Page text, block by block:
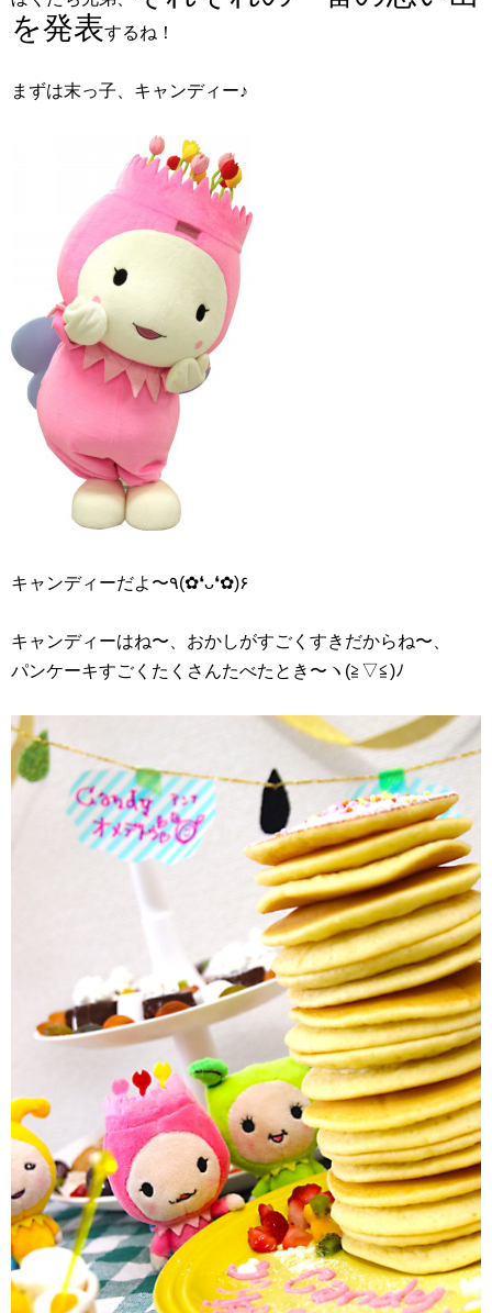
を発表するね！
まずは末っ子、キャンディー♪
キャンディーだよ〜٩(✿❛ᴗ❛✿)۶
キャンディーはね〜、おかしがすごくすきだからね〜、
パンケーキすごくたくさんたべたとき〜ヽ(≧▽≦)ﾉ